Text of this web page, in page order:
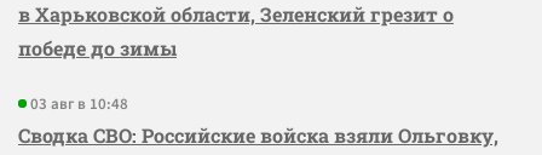
в Харьковской области, Зеленский грезит о
победе до зимы
03 авг в 10:48
Сводка СВО: Российские войска взяли Ольговку,